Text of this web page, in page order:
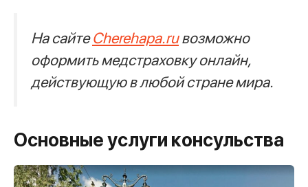
На сайтеCherehapa.ruвозможно
оформить медстраховку онлайн,
действующую в любой стране мира.
Основные услуги консульства